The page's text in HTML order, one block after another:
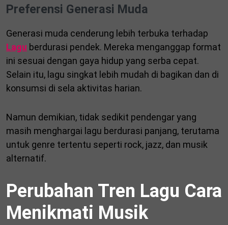
Preferensi Generasi Muda
Generasi muda cenderung lebih terbuka terhadap
Lagu berdurasi pendek. Mereka menganggap format
ini sesuai dengan gaya hidup yang serba cepat.
Selain itu, lagu singkat lebih mudah di bagikan dan di
konsumsi di sela aktivitas harian.
Namun demikian, tidak sedikit pendengar yang
masih menghargai lagu berdurasi panjang, terutama
untuk genre tertentu seperti rock, jazz, dan musik
alternatif.
Perubahan Tren Lagu Cara
Menikmati Musik